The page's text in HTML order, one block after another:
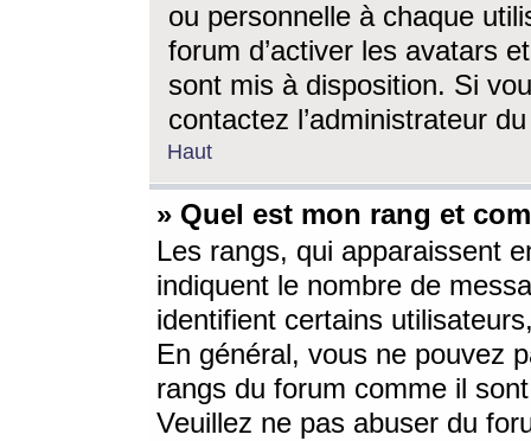
ou personnelle à chaque
forum d’activer les avatars
sont mis à disposition. Si
contactez l’administrateur
Haut
» Quel est mon rang et
Les rangs, qui apparaissent
indiquent le nombre de
identifient certains
En général, vous ne pouvez
rangs du forum comme il
Veuillez ne pas abuser du